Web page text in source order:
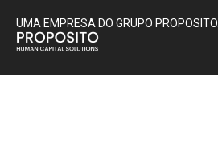
UMA EMPRESA DO GRUPO PROPOSITO.